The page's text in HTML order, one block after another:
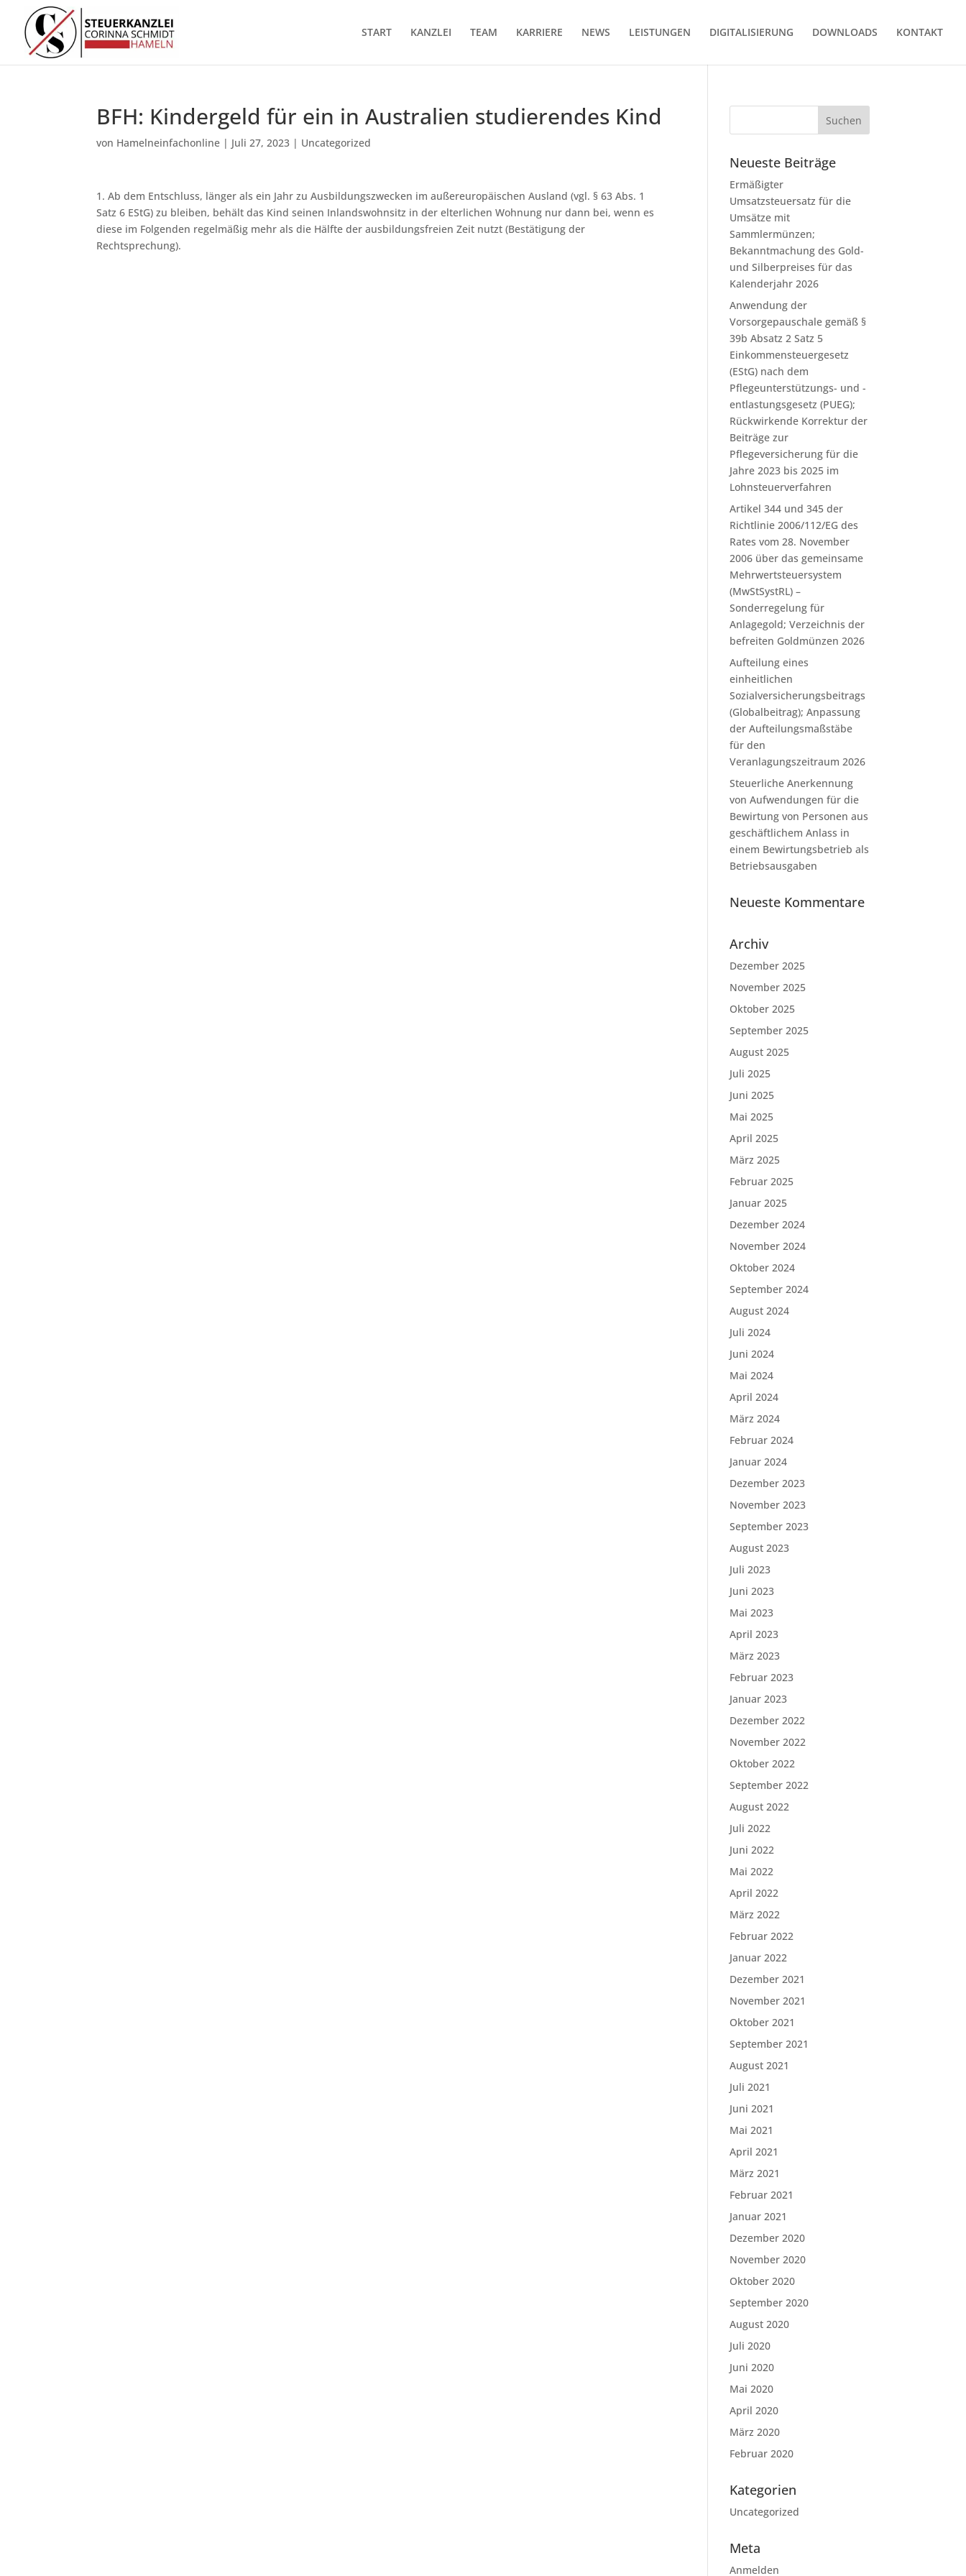
START KANZLEI TEAM KARRIERE NEWS LEISTUNGEN DIGITALISIERUNG DOWNLOADS KONTAKT
BFH: Kindergeld für ein in Australien studierendes Kind
von Hamelneinfachonline | Juli 27, 2023 | Uncategorized
1. Ab dem Entschluss, länger als ein Jahr zu Ausbildungszwecken im außereuropäischen Ausland (vgl. § 63 Abs. 1
Satz 6 EStG) zu bleiben, behält das Kind seinen Inlandswohnsitz in der elterlichen Wohnung nur dann bei, wenn es
diese im Folgenden regelmäßig mehr als die Hälfte der ausbildungsfreien Zeit nutzt (Bestätigung der
Rechtsprechung).
Neueste Beiträge
Ermäßigter
Umsatzsteuersatz für die
Umsätze mit
Sammlermünzen;
Bekanntmachung des Gold-
und Silberpreises für das
Kalenderjahr 2026
Anwendung der
Vorsorgepauschale gemäß §
39b Absatz 2 Satz 5
Einkommensteuergesetz
(EStG) nach dem
Pflegeunterstützungs- und -
entlastungsgesetz (PUEG);
Rückwirkende Korrektur der
Beiträge zur
Pflegeversicherung für die
Jahre 2023 bis 2025 im
Lohnsteuerverfahren
Artikel 344 und 345 der
Richtlinie 2006/112/EG des
Rates vom 28. November
2006 über das gemeinsame
Mehrwertsteuersystem
(MwStSystRL) –
Sonderregelung für
Anlagegold; Verzeichnis der
befreiten Goldmünzen 2026
Aufteilung eines
einheitlichen
Sozialversicherungsbeitrags
(Globalbeitrag); Anpassung
der Aufteilungsmaßstäbe
für den
Veranlagungszeitraum 2026
Steuerliche Anerkennung
von Aufwendungen für die
Bewirtung von Personen aus
geschäftlichem Anlass in
einem Bewirtungsbetrieb als
Betriebsausgaben
Neueste Kommentare
Archiv
Dezember 2025
November 2025
Oktober 2025
September 2025
August 2025
Juli 2025
Juni 2025
Mai 2025
April 2025
März 2025
Februar 2025
Januar 2025
Dezember 2024
November 2024
Oktober 2024
September 2024
August 2024
Juli 2024
Juni 2024
Mai 2024
April 2024
März 2024
Februar 2024
Januar 2024
Dezember 2023
November 2023
September 2023
August 2023
Juli 2023
Juni 2023
Mai 2023
April 2023
März 2023
Februar 2023
Januar 2023
Dezember 2022
November 2022
Oktober 2022
September 2022
August 2022
Juli 2022
Juni 2022
Mai 2022
April 2022
März 2022
Februar 2022
Januar 2022
Dezember 2021
November 2021
Oktober 2021
September 2021
August 2021
Juli 2021
Juni 2021
Mai 2021
April 2021
März 2021
Februar 2021
Januar 2021
Dezember 2020
November 2020
Oktober 2020
September 2020
August 2020
Juli 2020
Juni 2020
Mai 2020
April 2020
März 2020
Februar 2020
Kategorien
Uncategorized
Meta
Anmelden